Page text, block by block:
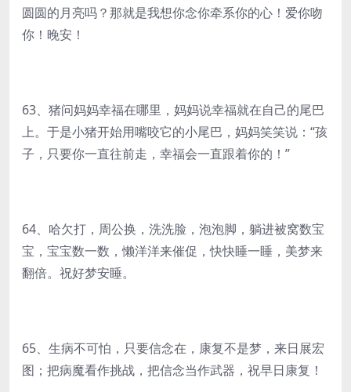
圆圆的月亮吗？那就是我想你念你牵系你的心！爱你吻
你！晚安！
63、猪问妈妈幸福在哪里，妈妈说幸福就在自己的尾巴
上。于是小猪开始用嘴咬它的小尾巴，妈妈笑笑说：“孩
子，只要你一直往前走，幸福会一直跟着你的！”
64、哈欠打，周公换，洗洗脸，泡泡脚，躺进被窝数宝
宝，宝宝数一数，懒洋洋来催促，快快睡一睡，美梦来
翻倍。祝好梦安睡。
65、生病不可怕，只要信念在，康复不是梦，来日展宏
图；把病魔看作挑战，把信念当作武器，祝早日康复！